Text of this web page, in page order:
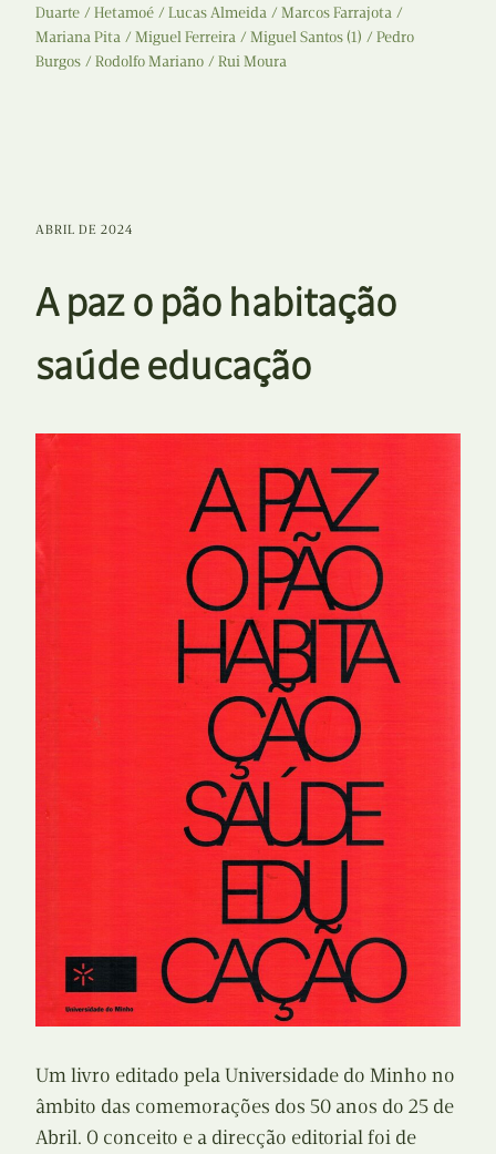
Duarte
Hetamoé Lucas Almeida
Marcos Farrajota
Mariana Pita
Miguel Ferreira Miguel Santos (1)
Pedro
Burgos
Rodolfo Mariano Rui Moura
ABRIL DE 2024
A paz o pão habitação
saúde educação
Um livro editado pela Universidade do Minho no
âmbito das comemorações dos 50 anos do 25 de
Abril. O conceito e a direcção editorial foi de